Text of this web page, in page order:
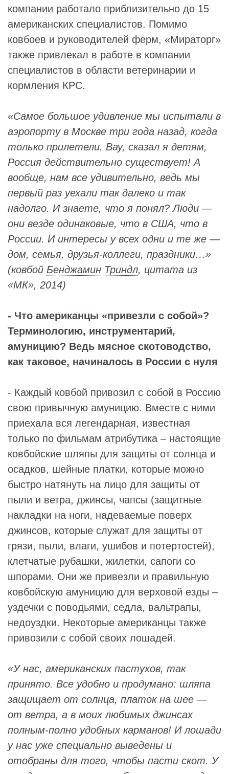
компании работало приблизительно до 15
американских специалистов. Помимо
ковбоев и руководителей ферм, «Мираторг»
также привлекал в работе в компании
специалистов в области ветеринарии и
кормления КРС.
«Самое большое удивление мы испытали в
аэропорту в Москве три года назад, когда
только прилетели. Вау, сказал я детям,
Россия действительно существует! А
вообще, нам все удивительно, ведь мы
первый раз уехали так далеко и так
надолго. И знаете, что я понял? Люди —
они везде одинаковые, что в США, что в
России. И интересы у всех одни и те же —
дом, семья, друзья-коллеги, праздники…»
(ковбой Бенджамин Триндл, цитата из
«МК», 2014)
- Что американцы «привезли с собой»?
Терминологию, инструментарий,
амуницию? Ведь мясное скотоводство,
как таковое, начиналось в России с нуля
- Каждый ковбой привозил с собой в Россию
свою привычную амуницию. Вместе с ними
приехала вся легендарная, известная
только по фильмам атрибутика – настоящие
ковбойские шляпы для защиты от солнца и
осадков, шейные платки, которые можно
быстро натянуть на лицо для защиты от
пыли и ветра, джинсы, чапсы (защитные
накладки на ноги, надеваемые поверх
джинсов, которые служат для защиты от
грязи, пыли, влаги, ушибов и потертостей),
клетчатые рубашки, жилетки, сапоги со
шпорами. Они же привезли и правильную
ковбойскую амуницию для верховой езды –
уздечки с поводьями, седла, вальтрапы,
недоуздки. Некоторые американцы также
привозили с собой своих лошадей.
«У нас, американских пастухов, так
принято. Все удобно и продумано: шляпа
защищает от солнца, платок на шее —
от ветра, а в моих любимых джинсах
полным-полно удобных карманов! И лошади
у нас уже специально выведены и
отобраны для того, чтобы пасти скот. У